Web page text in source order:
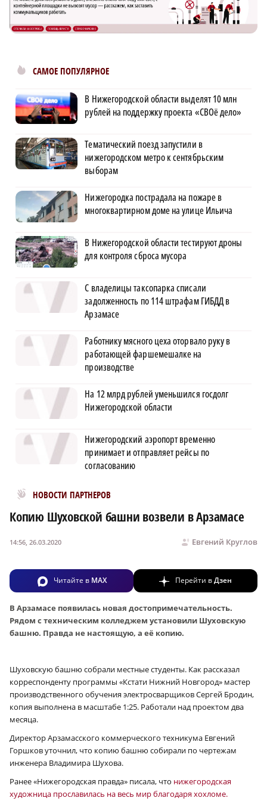
САМОЕ ПОПУЛЯРНОЕ
В Нижегородской области выделят 10 млн
рублей на поддержку проекта «СВОё дело»
Тематический поезд запустили в
нижегородском метро к сентябрьским
выборам
Нижегородка пострадала на пожаре в
многоквартирном доме на улице Ильича
В Нижегородской области тестируют дроны
для контроля сброса мусора
С владелицы таксопарка списали
задолженность по 114 штрафам ГИБДД в
Арзамасе
Работнику мясного цеха оторвало руку в
работающей фаршемешалке на
производстве
На 12 млрд рублей уменьшился госдолг
Нижегородской области
Нижегородский аэропорт временно
принимает и отправляет рейсы по
согласованию
НОВОСТИ ПАРТНЕРОВ
Новости МирТесен
Копию Шуховской башни возвели в Арзамасе
Евгений Круглов
14:56, 26.03.2020
Читайте в MAX Перейти вДзен
В Арзамасе появилась новая достопримечательность.
Рядом с техническим колледжем установили Шуховскую
башню. Правда не настоящую, а её копию.
Шуховскую башню собрали местные студенты. Как рассказал
корреспонденту программы «Кстати Нижний Новгород» мастер
производственного обучения электросварщиков Сергей Бродин,
копия выполнена в масштабе 1:25. Работали над проектом два
месяца.
Директор Арзамасского коммерческого техникума Евгений
Горшков уточнил, что копию башню собирали по чертежам
инженера Владимира Шухова.
Ранее «Нижегородская правда» писала, что нижегородская
художница прославилась на весь мир благодаря хохломе.